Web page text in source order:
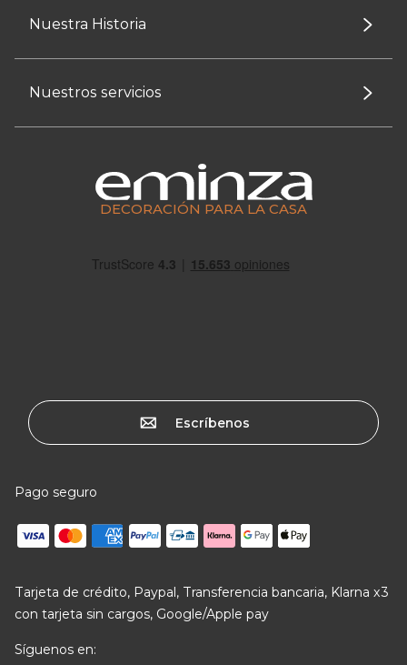
Nuestra Historia
Nuestros servicios
DECORACIÓN PARA LA CASA
Escríbenos
Pago seguro
Tarjeta de crédito, Paypal, Transferencia bancaria, Klarna x3
con tarjeta sin cargos, Google/Apple pay
Síguenos en: